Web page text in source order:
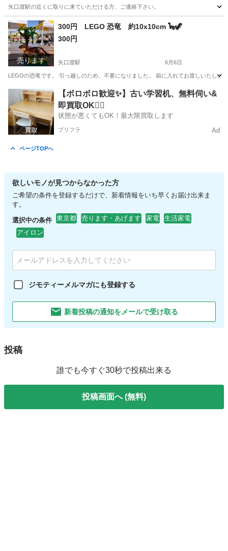
矢口渡駅の近くに取りに来ていただける方、ご連絡下さい。
東京 大田区 矢口渡駅 その他
売ります
300円 LEGO 恐竜 約10x10cm 🦕🦖
300円
矢口渡駅 6月6日
LEGOの恐竜です。 引っ越しのため、不要になりました。 箱に入れてお渡しいたし
東京 大田区 矢口渡駅 インテリア雑貨/小物 LEGO
【ボロボロ歓迎✨】古い学習机、無料伺い&
即買取OK🙆‍♀️
状態が悪くてもOK！最大限買取します
プリフラ Ad
ページTOPへ
欲しいモノが見つからなかった方
ご希望の条件を登録するだけで、新着情報をいち早くお届け出来ま
す。
選択中の条件 東京都 売ります・あげます 家電
生活家電
アイロン
ジモティーメルマガにも登録する
新着投稿の通知をメールで受け取る
投稿
誰でも今すぐ30秒で投稿出来る
投稿画面へ (無料)